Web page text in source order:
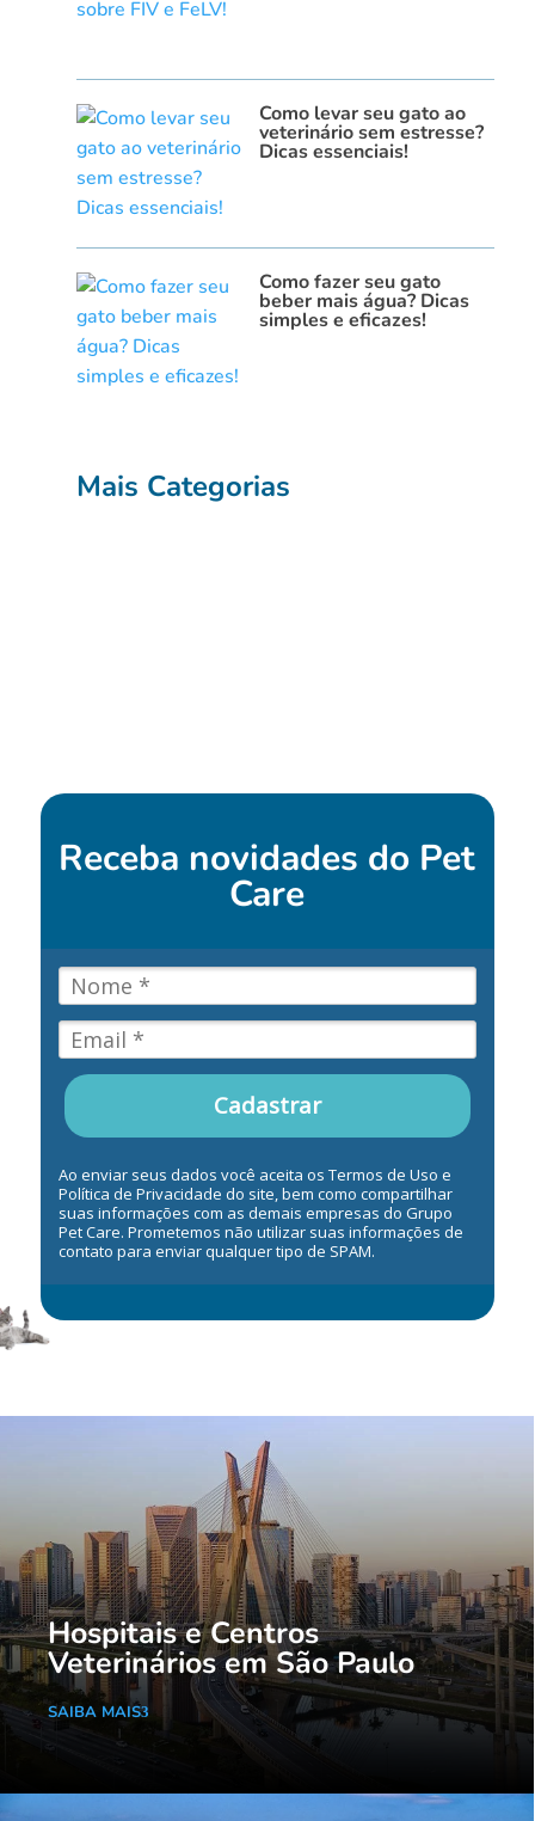
Como levar seu gato ao
veterinário sem estresse?
Dicas essenciais!
Como fazer seu gato
beber mais água? Dicas
simples e eficazes!
Mais Categorias
Receba novidades do Pet
Care
Cadastrar
Ao enviar seus dados você aceita os Termos de Uso e
Política de Privacidade do site, bem como compartilhar
suas informações com as demais empresas do Grupo
Pet Care. Prometemos não utilizar suas informações de
contato para enviar qualquer tipo de SPAM.
Hospitais e Centros
Veterinários em São Paulo
SAIBA MAIS